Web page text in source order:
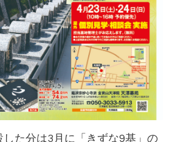
た分は3月に「きずな9基」の